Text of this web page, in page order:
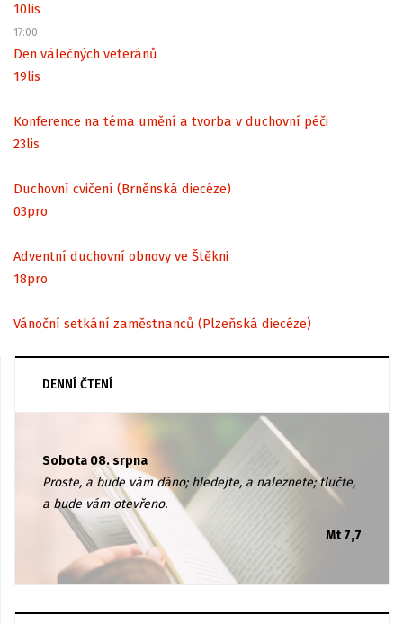
10lis
17:00
Den válečných veteránů
19lis
Konference na téma umění a tvorba v duchovní péči
23lis
Duchovní cvičení (Brněnská diecéze)
03pro
Adventní duchovní obnovy ve Štěkni
18pro
Vánoční setkání zaměstnanců (Plzeňská diecéze)
DENNÍ ČTENÍ
Sobota 08. srpna
Proste, a bude vám dáno; hledejte, a naleznete; tlučte,
a bude vám otevřeno.
Mt 7,7